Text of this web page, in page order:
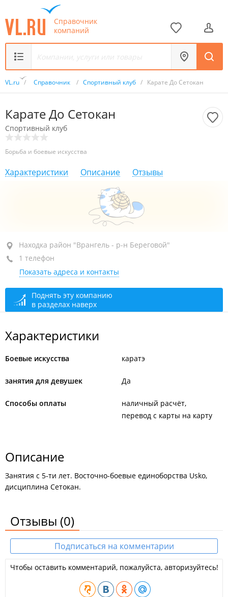
Справочник
компаний
VL.ru / Справочник / Спортивный клуб / Карате До Сетокан
Карате До Сетокан
Спортивный клуб
Борьба и боевые искусства
Характеристики Описание Отзывы
Находка, район "Врангель - р-н Береговой", ул.
Невельского (пос. Береговой), 6А
2-й этаж
+7 914 653-60-97
сегодня закрыто
Находка район "Врангель - р-н Береговой"
1 телефон
Показать адреса и контакты
Поднять эту компанию
в разделах наверх
Характеристики
Боевые искусства каратэ
занятия для девушек Да
Способы оплаты
наличный расчёт
перевод с карты на карту
Описание
Занятия с 5-ти лет. Восточно-боевые единоборства Usko,
дисциплина Сетокан.
Отзывы (0)
Подписаться на комментарии
Чтобы оставить комментарий, пожалуйста, авторизуйтесь!